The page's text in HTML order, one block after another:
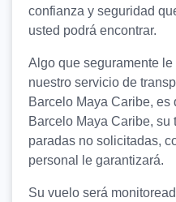
confianza y seguridad
usted podrá encontrar.
Algo que seguramente
nuestro servicio de
Barcelo Maya Caribe, es
Barcelo Maya Caribe, su
paradas no solicitadas,
personal le garantizará.
Su vuelo será